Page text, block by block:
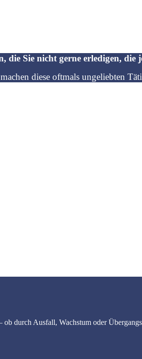
Sie nicht gerne erledigen, die
diese oftmals ungeliebten
durch Ausfall, Wachstum oder